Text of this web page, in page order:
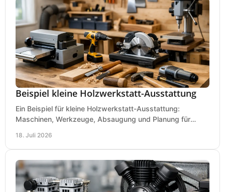
Beispiel kleine Holzwerkstatt-Ausstattung
Ein Beispiel für kleine Holzwerkstatt-Ausstattung:
Maschinen, Werkzeuge, Absaugung und Planung für
18. Juli 2026